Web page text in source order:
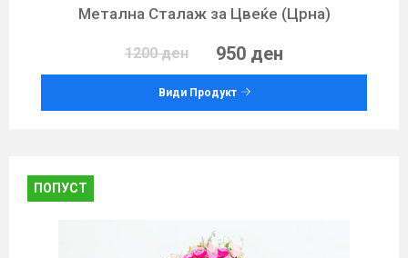
Метална Сталаж за Цвеќе (Црна)
1200 ден 950 ден
Види Продукт
ПОПУСТ